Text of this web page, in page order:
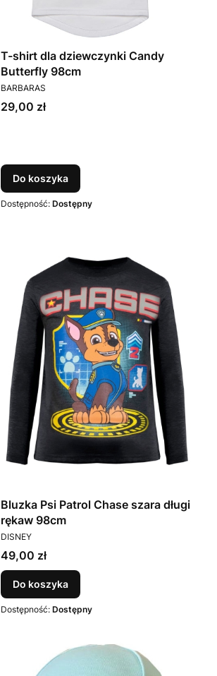
T-shirt dla dziewczynki Candy
Butterfly 98cm
PRODUCENT
BARBARAS
Cena
29,00 zł
Do koszyka
Dostępność: Dostępny
Bluzka Psi Patrol Chase szara długi
rękaw 98cm
PRODUCENT
DISNEY
Cena
49,00 zł
Do koszyka
Dostępność: Dostępny